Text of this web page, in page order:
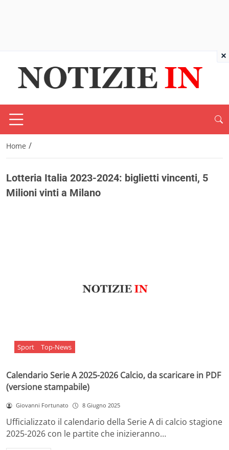
Home /
Lotteria Italia 2023-2024: biglietti vincenti, 5
Milioni vinti a Milano
Sport Top-News
Calendario Serie A 2025-2026 Calcio, da scaricare in PDF
(versione stampabile)
Giovanni Fortunato 8 Giugno 2025
Ufficializzato il calendario della Serie A di calcio stagione
2025-2026 con le partite che inizieranno…
×